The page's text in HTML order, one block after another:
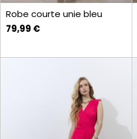
Robe courte unie bleu
79,99 €